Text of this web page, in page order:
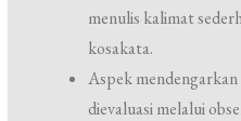
menulis kalimat
kosakata.
Aspek
dievaluasi melalui